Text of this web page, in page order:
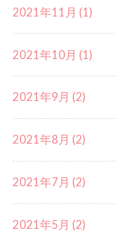
2021年11月 (1)
2021年10月 (1)
2021年9月 (2)
2021年8月 (2)
2021年7月 (2)
2021年5月 (2)